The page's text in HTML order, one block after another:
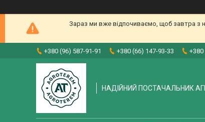
Зараз ми вже відпочиваємо, щоб завтра з
+380 (96) 587-91-91 +380 (66) 147-93-33 +380
НАДІЙНИЙ ПОСТАЧАЛЬНИК